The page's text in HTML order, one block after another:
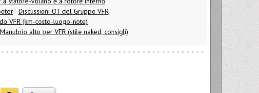
- Discussioni OT del Gruppo VFR
VFR (km-costo-luogo-note)
Manubrio alto per VFR (stile naked, consigli)